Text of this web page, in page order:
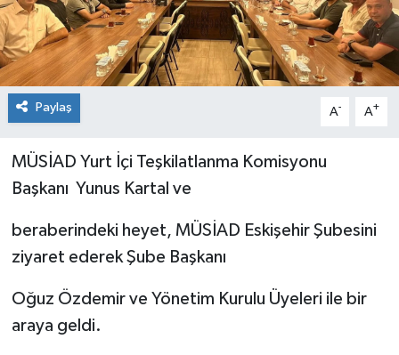
Paylaş A- A+
MÜSİAD Yurt İçi Teşkilatlanma Komisyonu
Başkanı Yunus Kartal ve
beraberindeki heyet, MÜSİAD Eskişehir Şubesini
ziyaret ederek Şube Başkanı
Oğuz Özdemir ve Yönetim Kurulu Üyeleri ile bir
araya geldi.